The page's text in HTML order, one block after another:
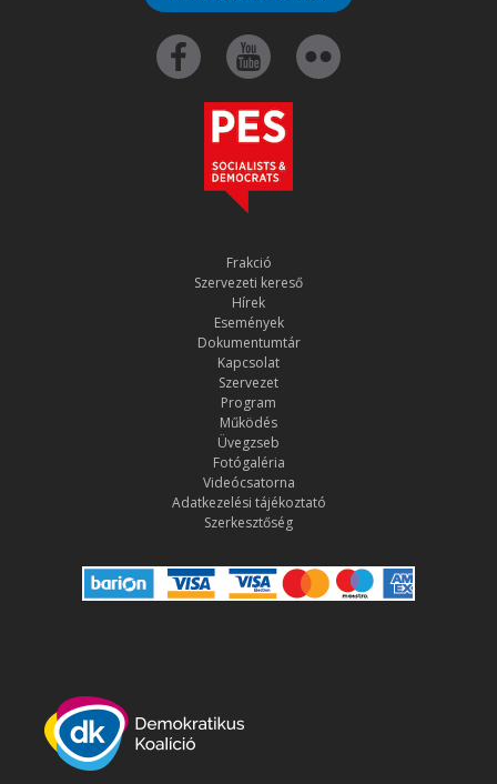
Frakció
Szervezeti kereső
Hírek
Események
Dokumentumtár
Kapcsolat
Szervezet
Program
Működés
Üvegzseb
Fotógaléria
Videócsatorna
Adatkezelési tájékoztató
Szerkesztőség